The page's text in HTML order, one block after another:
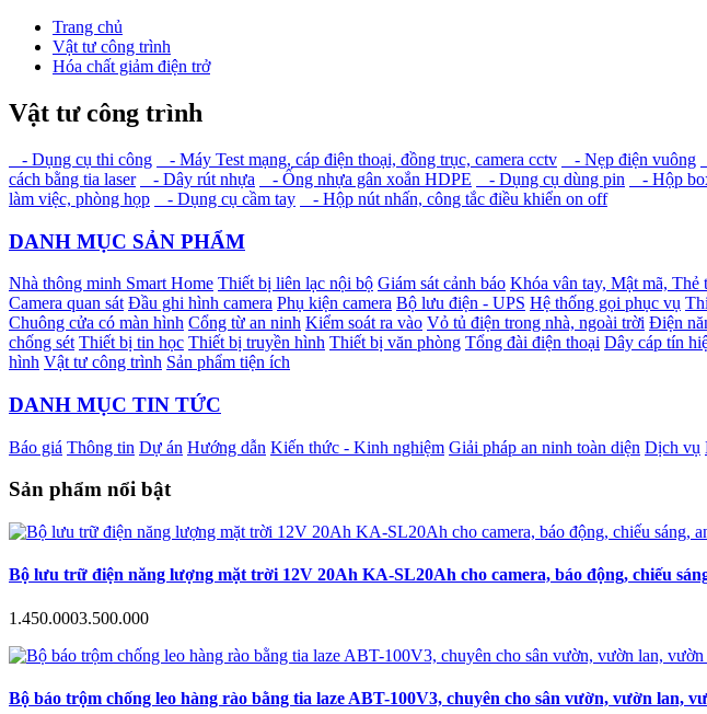
Trang chủ
Vật tư công trình
Hóa chất giảm điện trở
Vật tư công trình
- Dụng cụ thi công - Máy Test mạng, cáp điện thoại, đồng trục, camera cctv - Nẹp điện vuông
cách bằng tia laser
- Dây rút nhựa - Ống nhựa gân xoắn HDPE - Dụng cụ dùng pin - Hộp
làm việc, phòng họp
- Dụng cụ cầm tay - Hộp nút nhấn, công tắc điều khiển on off
DANH MỤC SẢN PHẨM
Nhà thông minh Smart Home Thiết bị liên lạc nội bộ Giám sát cảnh báo Khóa vân tay, Mật mã, Thẻ
Camera quan sát Đầu ghi hình camera Phụ kiện camera Bộ lưu điện - UPS Hệ thống gọi phục vụ
Chuông cửa có màn hình Cổng từ an ninh Kiểm soát ra vào Vỏ tủ điện trong nhà, ngoài trời Điện
chống sét Thiết bị tin học Thiết bị truyền hình Thiết bị văn phòng Tổng đài điện thoại Dây cáp tín
hình Vật tư công trình Sản phẩm tiện ích
DANH MỤC TIN TỨC
Báo giá Thông tin Dự án Hướng dẫn Kiến thức - Kinh nghiệm Giải pháp an ninh toàn diện Dịch vụ
Sản phẩm nổi bật
Bộ lưu trữ điện năng lượng mặt trời 12V 20Ah KA-SL20Ah cho camera, báo động, chiếu
1.450.0003.500.000
Bộ báo trộm chống leo hàng rào bằng tia laze ABT-100V3, chuyên cho sân vườn, vườn lan,